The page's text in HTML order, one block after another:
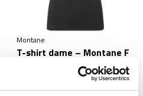
Montane
T-shirt dame – Montane F
Dart T Shirt – Sort